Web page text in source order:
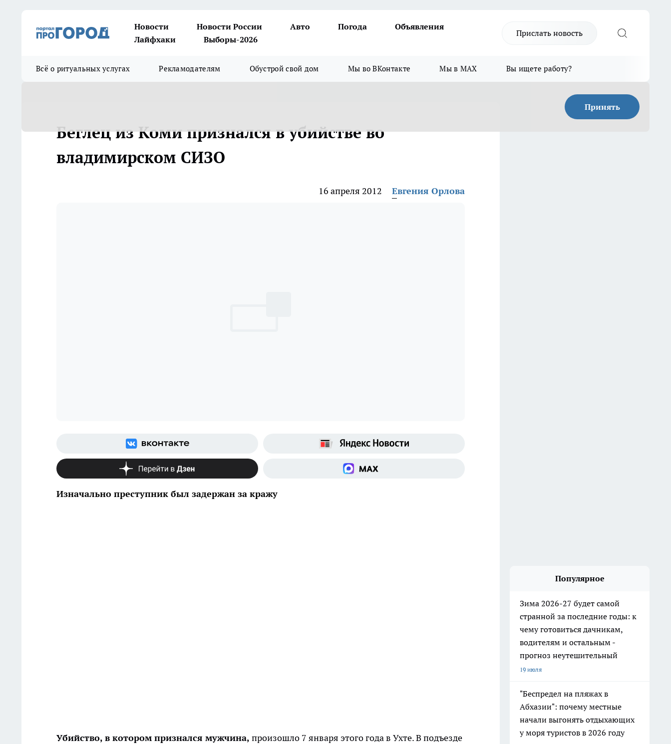
Новости Новости России Авто Погода
Объявления
Лайфхаки
Выборы-2026
Прислать новость
Всё о ритуальных услугах Рекламодателям Обустрой свой дом Мы во ВКонтакте Мы в MAX Вы ищете работу?
Принять
Беглец из Коми признался в убийстве во
владимирском СИЗО
16 апреля 2012 Евгения Орлова
Изначально преступник был задержан за кражу
Убийство, в котором признался мужчина, произошло 7 января этого года в Ухте. В подъезде
Популярное
Зима 2026-27 будет самой
странной за последние годы: к
чему готовиться дачникам,
водителям и остальным -
прогноз неутешительный
19 июля
"Беспредел на пляжах в
Абхазии": почему местные
начали выгонять отдыхающих
у моря туристов в 2026 году